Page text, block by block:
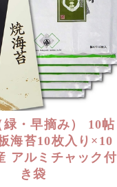
緑・早摘み） 10帖
海苔10枚入り×10
アルミチャック付
き袋